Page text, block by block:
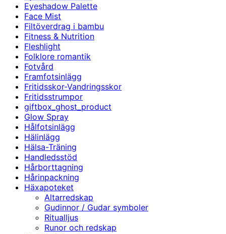
Eyeshadow Palette
Face Mist
Filtöverdrag i bambu
Fitness & Nutrition
Fleshlight
Folklore romantik
Fotvård
Framfotsinlägg
Fritidsskor-Vandringsskor
Fritidsstrumpor
giftbox_ghost_product
Glow Spray
Hålfotsinlägg
Hälinlägg
Hälsa-Träning
Handledsstöd
Hårborttagning
Hårinpackning
Häxapoteket
Altarredskap
Gudinnor / Gudar symboler
Ritualljus
Runor och redskap